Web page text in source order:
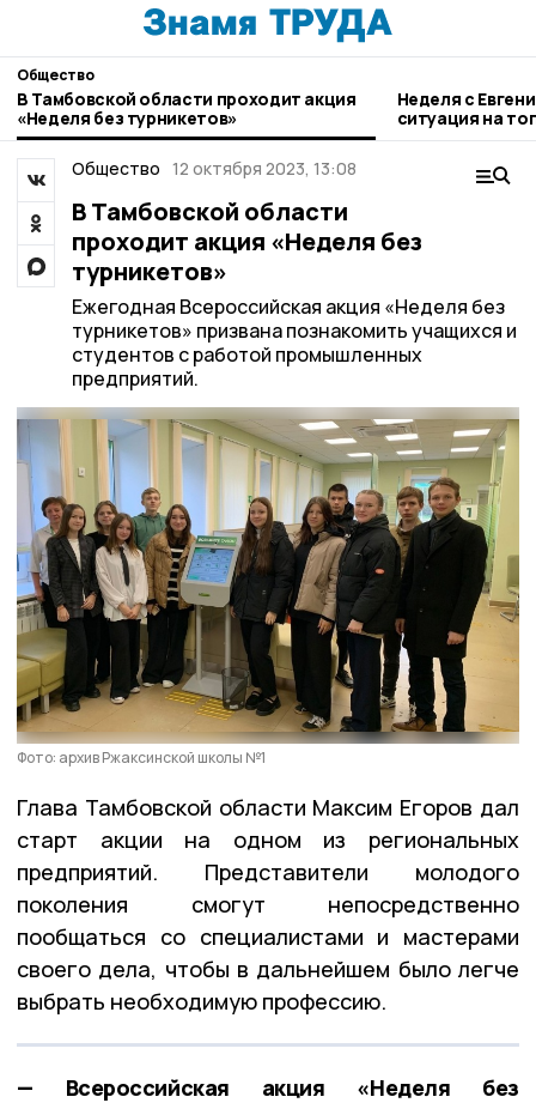
Общество
В Тамбовской области проходит акция
«Неделя без турникетов»
Неделя с
ситуация на
городе и
Общество 12 октября 2023, 13:08
В Тамбовской области
проходит акция «Неделя без
турникетов»
Ежегодная Всероссийская акция «Неделя без
турникетов» призвана познакомить учащихся и
студентов с работой промышленных
предприятий.
Фото: архив Ржаксинской школы №1
Глава Тамбовской области Максим Егоров дал
старт акции на одном из региональных
предприятий. Представители молодого
поколения смогут непосредственно
пообщаться со специалистами и мастерами
своего дела, чтобы в дальнейшем было легче
выбрать необходимую профессию.
— Всероссийская акция «Неделя без